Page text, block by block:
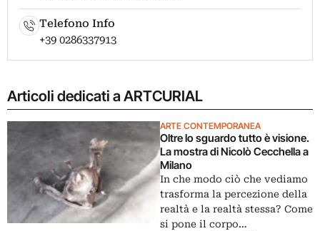
Telefono Info
+39 0286337913
Articoli dedicati a ARTCURIAL
ARTE CONTEMPORANEA
Oltre lo sguardo tutto è visione.
La mostra di Nicolò Cecchella a
Milano
In che modo ciò che vediamo
trasforma la percezione della
realtà e la realtà stessa? Come
si pone il corpo…